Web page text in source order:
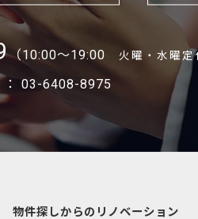
（10:00～19:00 火曜・水曜定
： 03-6408-8975
物件探しからのリノベーション